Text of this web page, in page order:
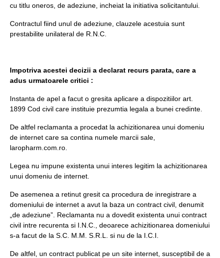
cu titlu oneros, de adeziune, incheiat la initiativa solicitantului.
Contractul fiind unul de adeziune, clauzele acestuia sunt
prestabilite unilateral de R.N.C.
Impotriva acestei decizii a declarat recurs parata, care a
adus urmatoarele critici :
Instanta de apel a facut o gresita aplicare a dispozitiilor art.
1899 Cod civil care instituie prezumtia legala a bunei credinte.
De altfel reclamanta a procedat la achizitionarea unui domeniu
de internet care sa contina numele marcii sale,
laropharm.com.ro.
Legea nu impune existenta unui interes legitim la achizitionarea
unui domeniu de internet.
De asemenea a retinut gresit ca procedura de inregistrare a
domeniului de internet a avut la baza un contract civil, denumit
„de adeziune”. Reclamanta nu a dovedit existenta unui contract
civil intre recurenta si I.N.C., deoarece achizitionarea domeniului
s-a facut de la S.C. M.M. S.R.L. si nu de la I.C.I.
De altfel, un contract publicat pe un site internet, susceptibil de a